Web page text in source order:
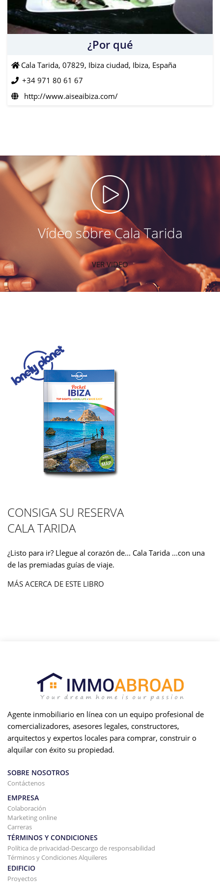
¿Por qué
Cala Tarida, 07829, Ibiza ciudad, Ibiza, España
+34 971 80 61 67
http://www.aiseaibiza.com/
Vídeo sobre Cala Tarida
VER VIDEO
CONSIGA SU RESERVA
CALA TARIDA
¿Listo para ir? Llegue al corazón de... Cala Tarida ...con una
de las premiadas guías de viaje.
MÁS ACERCA DE ESTE LIBRO
Agente inmobiliario en línea con un equipo profesional de
comercializadores, asesores legales, constructores,
arquitectos y expertos locales para comprar, construir o
alquilar con éxito su propiedad.
SOBRE NOSOTROS
Contáctenos
EMPRESA
Colaboración
Marketing online
Carreras
TÉRMINOS Y CONDICIONES
Política de privacidad-Descargo de responsabilidad
Términos y Condiciones Alquileres
EDIFICIO
Proyectos